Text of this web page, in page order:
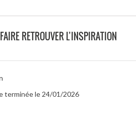
RETROUVER L’INSPIRATION
terminée le 24/01/2026